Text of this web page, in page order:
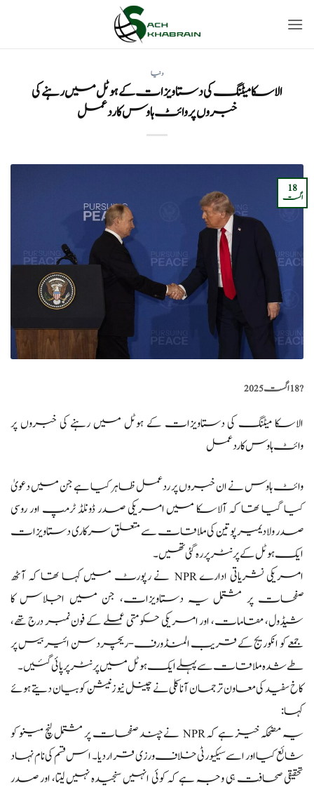
دنیا
الاسکا میٹنگ کی دستاویزات کے ہوٹل میں رہنے کی
خبروں پر وائٹ ہاوس کا رد عمل
18
اگست
?️18 اگست 2025
الاسکا میٹنگ کی دستاویزات کے ہوٹل میں رہنے کی خبروں پر
وائٹ ہاوس کا رد عمل
وائٹ ہاوس نے ان خبروں پر ردعمل ظاہر کیا ہے جن میں دعویٰ
کیا گیا تھا کہ آلاسکا میں امریکی صدر ڈونلڈ ٹرمپ اور روسی
صدر ولادیمیر پوتین کی ملاقات سے متعلق سرکاری دستاویزات
ایک ہوٹل کے پرنٹر پر رہ گئی تھیں۔
امریکی نشریاتی ادارے NPR نے رپورٹ میں کہا تھا کہ آٹھ
صفحات پر مشتمل یہ دستاویزات، جن میں اجلاس کا
شیڈول، مقامات، اور امریکی حکومتی عملے کے فون نمبر درج تھے،
جمعے کو انکوریج کے قریب المنڈورف-ریچردسن ائیربیس پر
طے شدہ ملاقات سے پہلے ایک ہوٹل میں پرنٹر پر پائی گئیں۔
کاخ سفید کی معاون ترجمان آنا کلی نے چینل نیوزنیشن کو بیان دیتے ہوئے
کہا:
یہ مضحکہ خیز ہے کہ NPR نے چند صفحات پر مشتمل لنچ مینو کو
شائع کیا اور اسے سیکیورٹی خلاف ورزی قرار دیا۔ اس قسم کی نام نہاد
تحقیقی صحافت ہی وجہ ہے کہ کوئی انہیں سنجیدہ نہیں لیتا، اور صدر